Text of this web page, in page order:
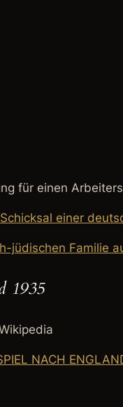
für einen
einer
jüdischen Familie
1935
NACH